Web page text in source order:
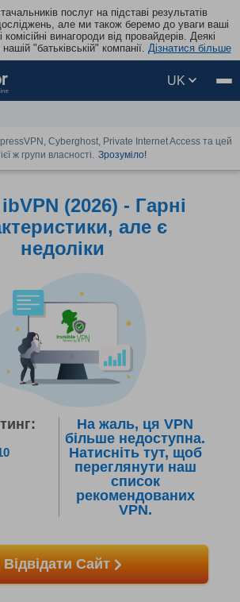
послуг на підставі результатів
але ми також беремо до уваги ваші
комісійні винагороди від провайдерів. Деякі
"батьківській" компанії. Дізнатися більше
UK
Cyberghost, Private Internet Access та цей
ж групи власності. Зрозуміло!
(2026) - Гарні
але є
недоліки
На жаль, ця VPN
більше недоступна.
Натисніть тут, щоб
переглянути наш
список
рекомендованих
VPN.
Відвідати Сайт